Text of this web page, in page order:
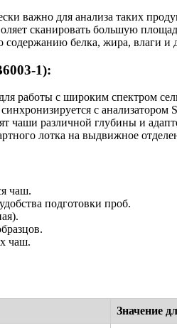
важно для анализа таких
сканировать большую
белка, жира, влаги и
1):
работы с широким спектром
с
чаши различной глубины и
лотка на выдвижное
чаш.
подготовки проб.
чаш.
Значение